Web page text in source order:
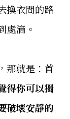
換衣間的路
處滴。
那就是： 首
得你可以獨
破壞安靜的